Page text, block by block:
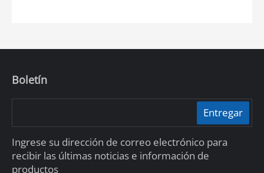
Boletín
Entregar
Ingrese su dirección de correo electrónico para
recibir las últimas noticias e información de
productos